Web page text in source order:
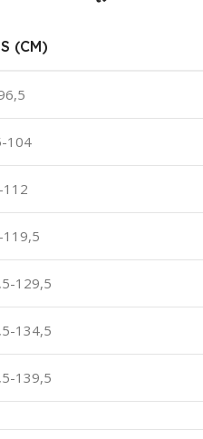
(CM)
104
129,5
134,5
139,5